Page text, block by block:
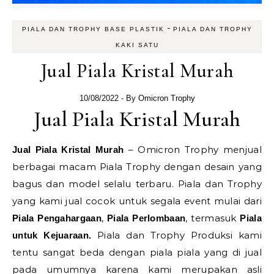
PIALA DAN TROPHY BASE PLASTIK - PIALA DAN TROPHY
KAKI SATU
Jual Piala Kristal Murah
10/08/2022 - By Omicron Trophy
Jual Piala Kristal Murah
Jual Piala Kristal Murah – Omicron Trophy menjual
berbagai macam Piala Trophy dengan desain yang
bagus dan model selalu terbaru. Piala dan Trophy
yang kami jual cocok untuk segala event mulai dari
Piala Pengahargaan, Piala Perlombaan, termasuk Piala
untuk Kejuaraan. Piala dan Trophy Produksi kami
tentu sangat beda dengan piala piala yang di jual
pada umumnya karena kami merupakan asli